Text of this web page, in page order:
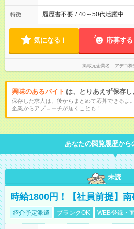
特徴 履歴書不要 / 40～50代活躍中
気になる！ 応募する
掲載元企業名 アデコ株
興味のあるバイト は、とりあえず保存し
保存した求人は、後からまとめて応募できるよ。
企業からアプローチが届くことも！
あなたの閲覧履歴から
未読
時給1800円！【社員前提】
紹介予定派遣 ブランクOK WEB登録・